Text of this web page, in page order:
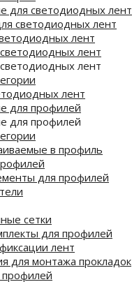
для светодиодных лент
светодиодных лент
лент
лент
лент
лент
для профилей
для профилей
в профиль
для профилей
сетки
для профилей
лент
для монтажа прокладок